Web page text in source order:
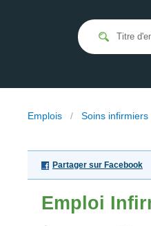
Emplois / Soins infirmiers
Partager sur Facebook
Emploi